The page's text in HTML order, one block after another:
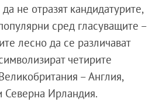
не отразят кандидатурите,
сред гласуващите –
лесно да се различават
четирите
– Англия,
Северна Ирландия.